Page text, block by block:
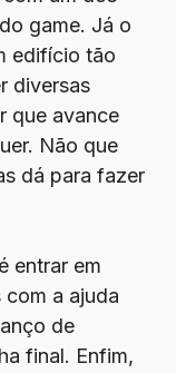
game. Já o
edifício tão
diversas
que avance
Não que
dá para fazer
entrar em
a ajuda
de
final. Enfim,